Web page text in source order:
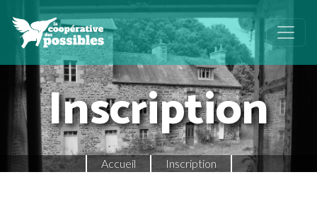
Inscription
Accueil Inscription